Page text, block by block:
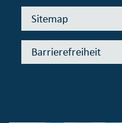
Sitemap
Barrierefreiheit